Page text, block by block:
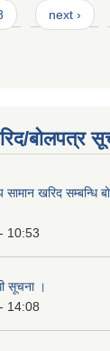
next ›
बोलपत्र
खरिद सम्बन्धि
10:53
सूचना ।
14:08